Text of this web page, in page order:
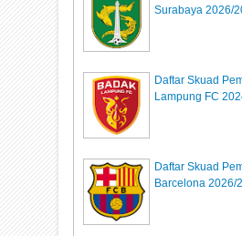
Surabaya 2026/
Daftar Skuad
Lampung FC
Daftar Skuad
Barcelona 2026/